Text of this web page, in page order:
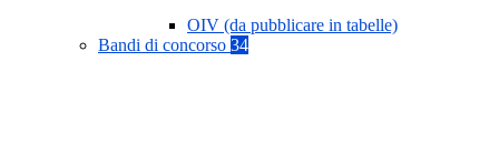
OIV (da pubblicare in tabelle)
Bandi di concorso 34